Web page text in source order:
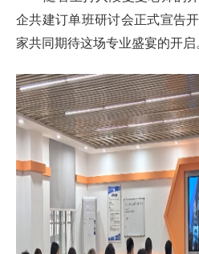
企共建订单班研讨会正式宣告
家共同期待这场专业盛宴的开启